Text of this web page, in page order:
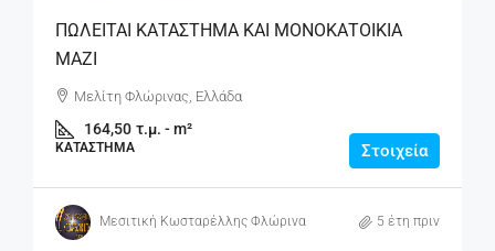
ΠΩΛΕΙΤΑΙ ΚΑΤΑΣΤΗΜΑ ΚΑΙ ΜΟΝΟΚΑΤΟΙΚΙΑ
ΜΑΖΙ
Μελίτη Φλώρινας, Ελλάδα
164,50 τ.μ. - m²
ΚΑΤΆΣΤΗΜΑ Στοιχεία
Μεσιτική Κωσταρέλλης Φλώρινα 5 έτη πριν